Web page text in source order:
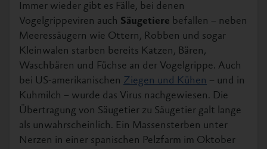
Immer wieder gibt es Fälle, bei denen
Vogelgrippeviren auch Säugetiere befallen – neben
Meeressäugern wie Ottern, Robben und sogar
Kleinwalen starben bereits Katzen, Bären,
Waschbären und Füchse an der Vogelgrippe. Auch
bei US-amerikanischen Ziegen und Kühen – und in
Kuhmilch – wurde das Virus nachgewiesen. Die
Übertragung von Säugetier zu Säugetier galt lange
als unwahrscheinlich. Ein Massensterben unter
Nerzen in einer spanischen Pelzfarm im Oktober